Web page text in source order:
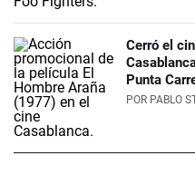
Cerró el
Punta
POR PABLO